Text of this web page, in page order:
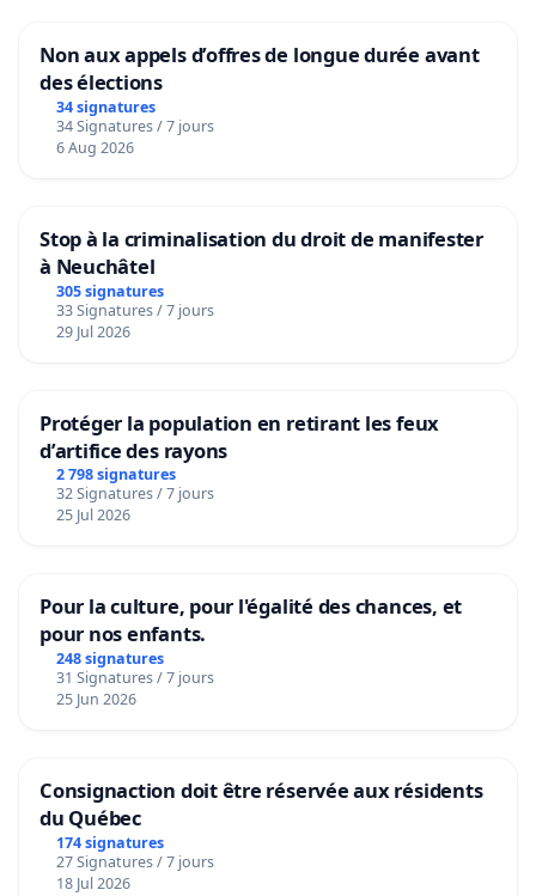
Non aux appels d’offres de longue durée avant
des élections
34 signatures
34 Signatures / 7 jours
6 Aug 2026
Stop à la criminalisation du droit de manifester
à Neuchâtel
305 signatures
33 Signatures / 7 jours
29 Jul 2026
Protéger la population en retirant les feux
d’artifice des rayons
2 798 signatures
32 Signatures / 7 jours
25 Jul 2026
Pour la culture, pour l'égalité des chances, et
pour nos enfants.
248 signatures
31 Signatures / 7 jours
25 Jun 2026
Consignaction doit être réservée aux résidents
du Québec
174 signatures
27 Signatures / 7 jours
18 Jul 2026